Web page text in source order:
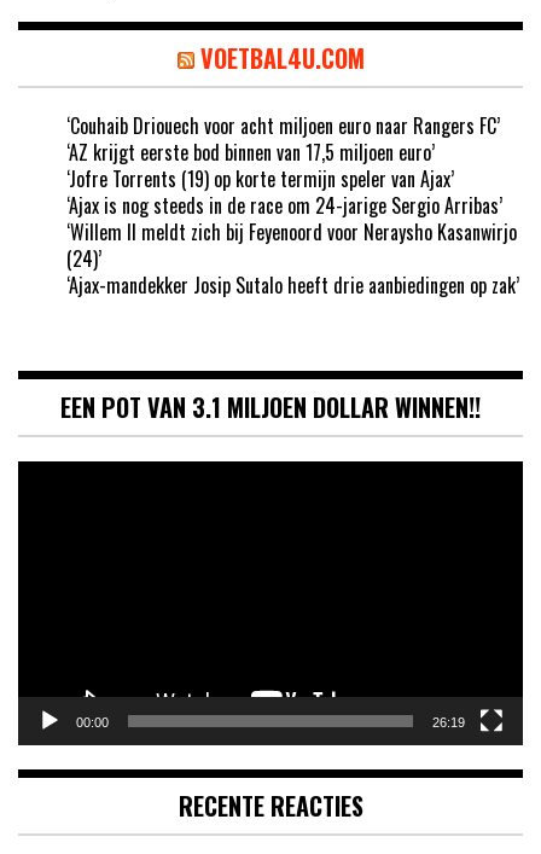
VOETBAL4U.COM
‘Couhaib Driouech voor acht miljoen euro naar Rangers FC’
‘AZ krijgt eerste bod binnen van 17,5 miljoen euro’
‘Jofre Torrents (19) op korte termijn speler van Ajax’
‘Ajax is nog steeds in de race om 24-jarige Sergio Arribas’
‘Willem II meldt zich bij Feyenoord voor Neraysho Kasanwirjo
(24)’
‘Ajax-mandekker Josip Sutalo heeft drie aanbiedingen op zak’
EEN POT VAN 3.1 MILJOEN DOLLAR WINNEN!!
00:00 26:19
RECENTE REACTIES